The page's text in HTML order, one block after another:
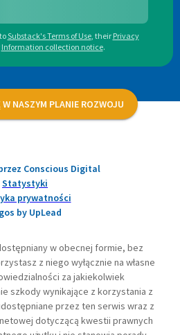
Substack's Terms of Use, their Privacy
Information collection notice.
NASZYM PLANIE ROZWOJU
Conscious Digital
Statystyki
prywatności
by UpLead
w obecnej formie, bez
z niego wyłącznie na własne
za jakiekolwiek
szkody wynikające z korzystania z
przez ten serwis wraz z
dotyczącą kwestii prawnych